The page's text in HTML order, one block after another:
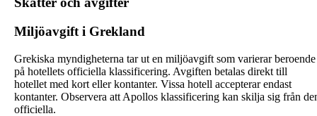
Miljöavgift i Grekland
Grekiska myndigheterna tar ut en miljöavgift som varierar beroende
på hotellets officiella klassificering. Avgiften betalas direkt till
hotellet med kort eller kontanter. Vissa hotell accepterar endast
kontanter. Observera att Apollos klassificering kan skilja sig från
officiella.